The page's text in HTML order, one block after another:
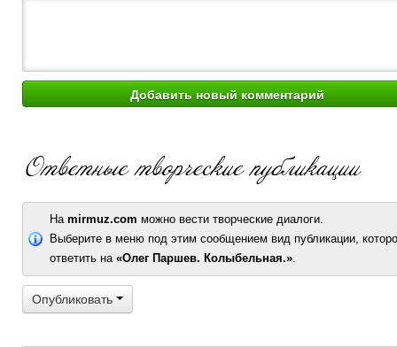
На mirmuz.com можно вести творческие диалоги.
Выберите в меню под этим сообщением вид публикации,
ответить на «Олег Паршев. Колыбельная.».
Опубликовать